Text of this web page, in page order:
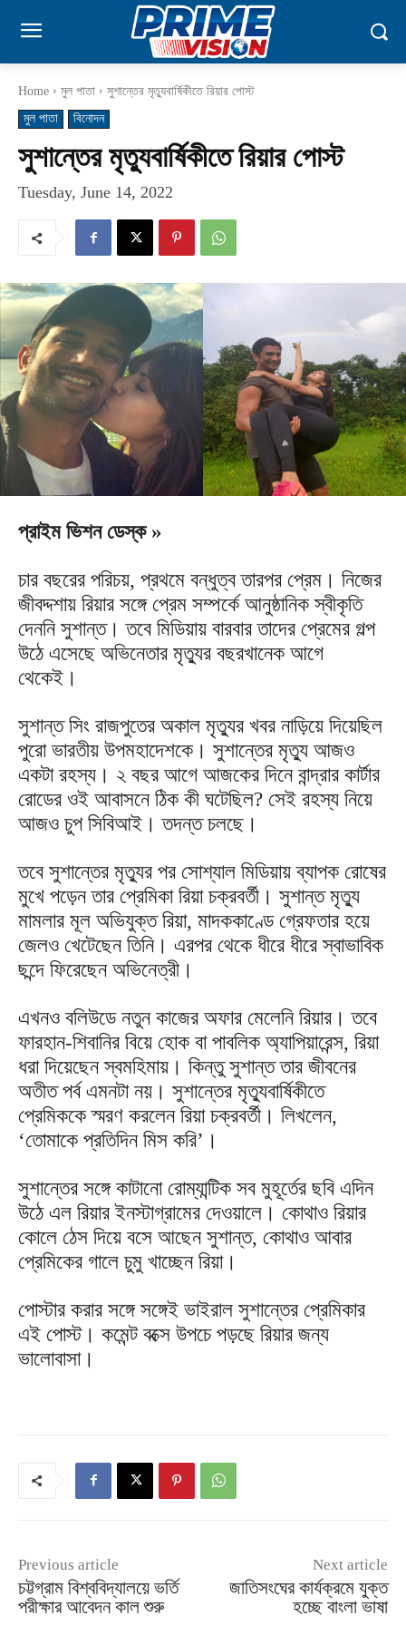
Home মুল পাতা
সুশান্তের মৃত্যুবার্ষিকীতে রিয়ার পোস্ট
মুল পাতা
বিনোদন
সুশান্তের মৃত্যুবার্ষিকীতে রিয়ার পোস্ট
Tuesday, June 14, 2022
প্রাইম ভিশন ডেস্ক »
চার বছরের পরিচয়, প্রথমে বন্ধুত্ব তারপর প্রেম। নিজের
জীবদ্দশায় রিয়ার সঙ্গে প্রেম সম্পর্কে আনুষ্ঠানিক স্বীকৃতি
দেননি সুশান্ত। তবে মিডিয়ায় বারবার তাদের প্রেমের গল্প
উঠে এসেছে অভিনেতার মৃত্যুর বছরখানেক আগে
থেকেই।
সুশান্ত সিং রাজপুতের অকাল মৃত্যুর খবর নাড়িয়ে দিয়েছিল
পুরো ভারতীয় উপমহাদেশকে। সুশান্তের মৃত্যু আজও
একটা রহস্য। ২ বছর আগে আজকের দিনে বান্দ্রার কার্টার
রোডের ওই আবাসনে ঠিক কী ঘটেছিল? সেই রহস্য নিয়ে
আজও চুপ সিবিআই। তদন্ত চলছে।
তবে সুশান্তের মৃত্যুর পর সোশ্যাল মিডিয়ায় ব্যাপক রোষের
মুখে পড়েন তার প্রেমিকা রিয়া চক্রবর্তী। সুশান্ত মৃত্যু
মামলার মূল অভিযুক্ত রিয়া, মাদককাণ্ডে গ্রেফতার হয়ে
জেলও খেটেছেন তিনি। এরপর থেকে ধীরে ধীরে স্বাভাবিক
ছন্দে ফিরেছেন অভিনেত্রী।
এখনও বলিউডে নতুন কাজের অফার মেলেনি রিয়ার। তবে
ফারহান-শিবানির বিয়ে হোক বা পাবলিক অ্যাপিয়ারেন্স, রিয়া
ধরা দিয়েছেন স্বমহিমায়। কিন্তু সুশান্ত তার জীবনের
অতীত পর্ব এমনটা নয়। সুশান্তের মৃত্যুবার্ষিকীতে
প্রেমিককে স্মরণ করলেন রিয়া চক্রবর্তী। লিখলেন,
‘তোমাকে প্রতিদিন মিস করি’।
সুশান্তের সঙ্গে কাটানো রোম্যান্টিক সব মুহূর্তের ছবি এদিন
উঠে এল রিয়ার ইনস্টাগ্রামের দেওয়ালে। কোথাও রিয়ার
কোলে ঠেস দিয়ে বসে আছেন সুশান্ত, কোথাও আবার
প্রেমিকের গালে চুমু খাচ্ছেন রিয়া।
পোস্টার করার সঙ্গে সঙ্গেই ভাইরাল সুশান্তের প্রেমিকার
এই পোস্ট। কমেন্ট বক্সে উপচে পড়ছে রিয়ার জন্য
ভালোবাসা।
Previous article
চট্টগ্রাম বিশ্ববিদ্যালয়ে ভর্তি
পরীক্ষার আবেদন কাল শুরু
Next article
জাতিসংঘের কার্যক্রমে যুক্ত
হচ্ছে বাংলা ভাষা